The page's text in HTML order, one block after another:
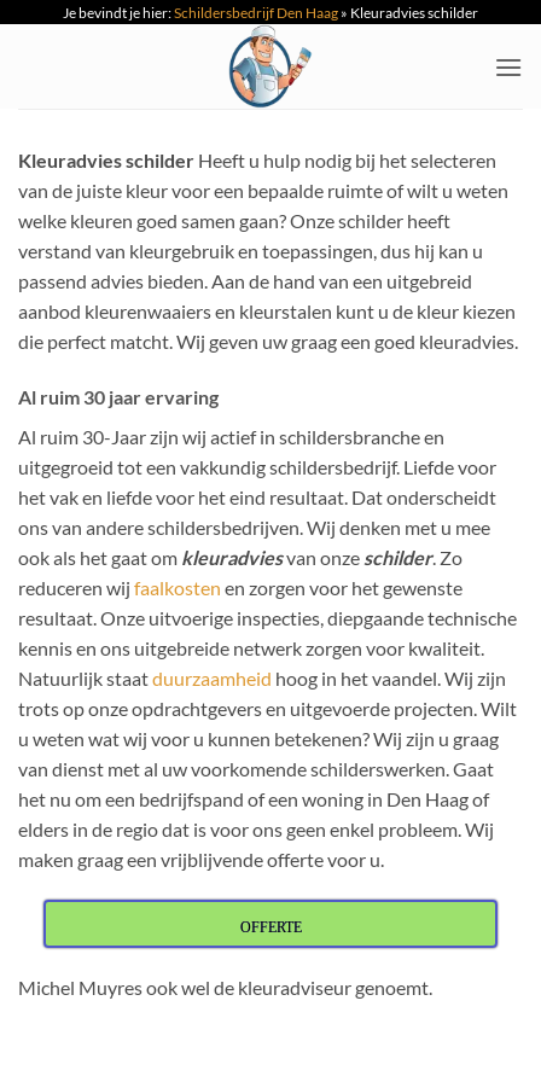
Je bevindt je hier:Schildersbedrijf Den Haag » Kleuradvies schilder
Kleuradvies schilder Heeft u hulp nodig bij het selecteren
van de juiste kleur voor een bepaalde ruimte of wilt u weten
welke kleuren goed samen gaan? Onze schilder heeft
verstand van kleurgebruik en toepassingen, dus hij kan u
passend advies bieden. Aan de hand van een uitgebreid
aanbod kleurenwaaiers en kleurstalen kunt u de kleur kiezen
die perfect matcht. Wij geven uw graag een goed kleuradvies.
Al ruim 30 jaar ervaring
Al ruim 30-Jaar zijn wij actief in schildersbranche en
uitgegroeid tot een vakkundig schildersbedrijf. Liefde voor
het vak en liefde voor het eind resultaat. Dat onderscheidt
ons van andere schildersbedrijven. Wij denken met u mee
ook als het gaat om kleuradviesvan onze schilder. Zo
reduceren wij faalkosten en zorgen voor het gewenste
resultaat. Onze uitvoerige inspecties, diepgaande technische
kennis en ons uitgebreide netwerk zorgen voor kwaliteit.
Natuurlijk staatduurzaamheid hoog in het vaandel. Wij zijn
trots op onze opdrachtgevers en uitgevoerde projecten. Wilt
u weten wat wij voor u kunnen betekenen? Wij zijn u graag
van dienst met al uw voorkomende schilderswerken. Gaat
het nu om een bedrijfspand of een woning in Den Haag of
elders in de regio dat is voor ons geen enkel probleem. Wij
maken graag een vrijblijvende offerte voor u.
OFFERTE
Michel Muyres ook wel de kleuradviseur genoemt.